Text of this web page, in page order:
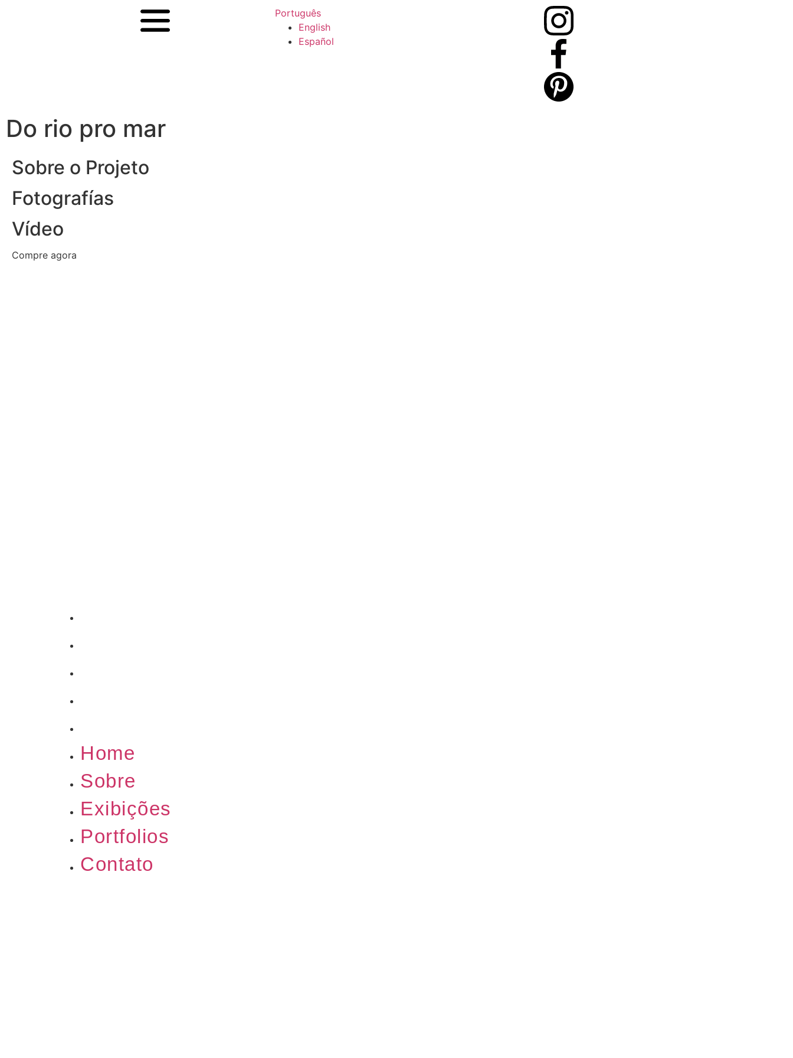
Português
English
Español
Do rio pro mar
Sobre o Projeto
Fotografías
Vídeo
Compre agora
Home
Sobre
Exibições
Portfolios
Contato